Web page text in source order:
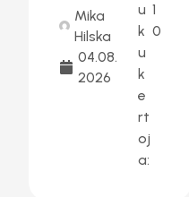
Mika
Hilska
04.08.
2026
u
k
u
k
e
rt
oj
a:
1
0